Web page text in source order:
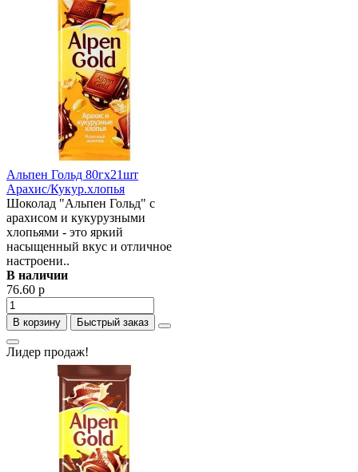
Альпен Гольд 80гх21шт
Арахис/Кукур.хлопья
Шоколад "Альпен Гольд" с
арахисом и кукурузными
хлопьями - это яркий
насыщенный вкус и отличное
настроени..
В наличии
76.60 р
В корзину Быстрый заказ
Лидер продаж!